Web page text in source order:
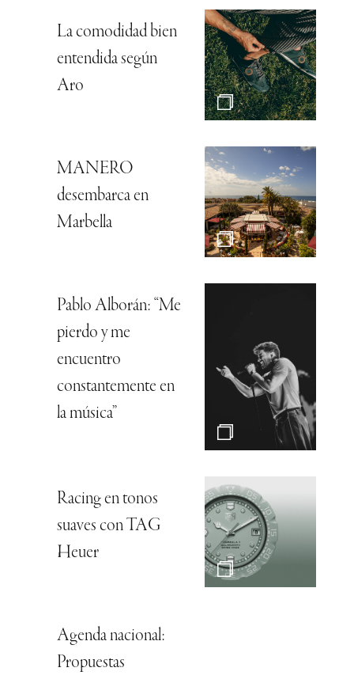
La comodidad bien
entendida según
Aro
MANERO
desembarca en
Marbella
Pablo Alborán: “Me
pierdo y me
encuentro
constantemente en
la música”
Racing en tonos
suaves con TAG
Heuer
Agenda nacional:
Propuestas